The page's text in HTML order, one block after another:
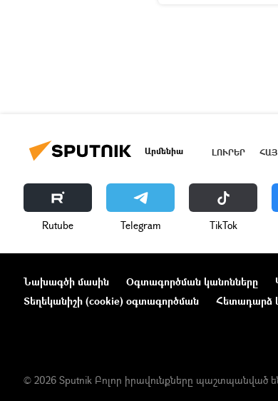
Արմենիա ԼՈՒՐԵՐ
Rutube Telegram ТikТоk
Նախագծի մասին Օգտագործման կանոնները
Տեղեկանիշի (cookie) օգտագործման
Հետադարձ
© 2026 Sputnik Բոլոր իրավունքները պաշտպանված